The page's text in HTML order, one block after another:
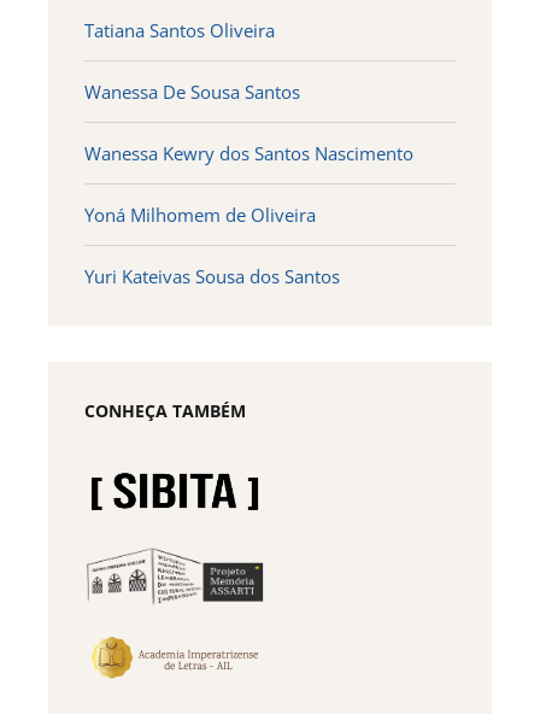
Tatiana Santos Oliveira
Wanessa De Sousa Santos
Wanessa Kewry dos Santos Nascimento
Yoná Milhomem de Oliveira
Yuri Kateivas Sousa dos Santos
CONHEÇA TAMBÉM